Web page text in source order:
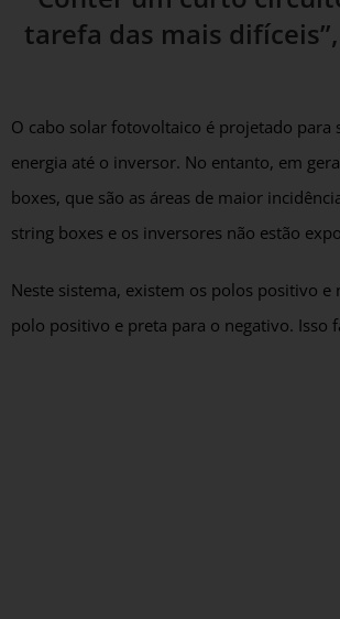
tarefa das mais
O cabo solar fotovoltaico é projetado para
energia até o inversor. No entanto, em
boxes, que são as áreas de maior
string boxes e os inversores não estão
Neste sistema, existem os polos positivo e
polo positivo e preta para o negativo. Isso